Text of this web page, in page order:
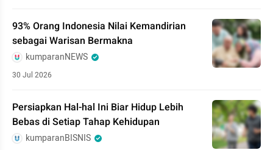
93% Orang Indonesia Nilai Kemandirian
sebagai Warisan Bermakna
kumparanNEWS
30 Jul 2026
Persiapkan Hal-hal Ini Biar Hidup Lebih
Bebas di Setiap Tahap Kehidupan
kumparanBISNIS